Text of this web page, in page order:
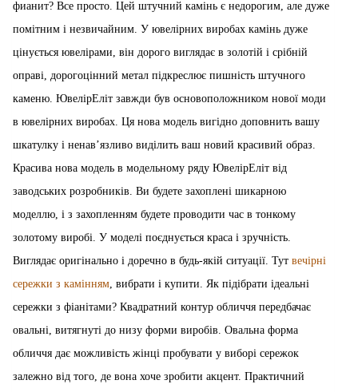
фианит? Все просто. Цей штучний камінь є недорогим, але дуже
помітним і незвичайним. У ювелірних виробах камінь дуже
цінується ювелірами, він дорого виглядає в золотій і срібній
оправі, дорогоцінний метал підкреслює пишність штучного
каменю. ЮвелірЕліт завжди був основоположником нової моди
в ювелірних виробах. Ця нова модель вигідно доповнить вашу
шкатулку і ненав’язливо виділить ваш новий красивий образ.
Красива нова модель в модельному ряду ЮвелірЕліт від
заводських розробників. Ви будете захоплені шикарною
моделлю, і з захопленням будете проводити час в тонкому
золотому виробі. У моделі поєднується краса і зручність.
Виглядає оригінально і доречно в будь-якій ситуації. Тут вечірні
сережки з камінням , вибрати і купити. Як підібрати ідеальні
сережки з фіанітами? Квадратний контур обличчя передбачає
овальні, витягнуті до низу форми виробів. Овальна форма
обличчя дає можливість жінці пробувати у виборі сережок
залежно від того, де вона хоче зробити акцент. Практичний